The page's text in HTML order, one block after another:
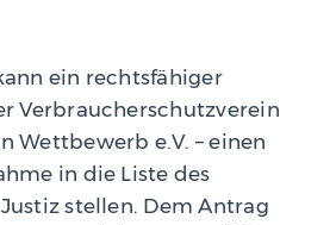
ein rechtsfähiger
Verbraucherschutzverein
Wettbewerb e.V. – einen
in die Liste des
stellen. Dem Antrag